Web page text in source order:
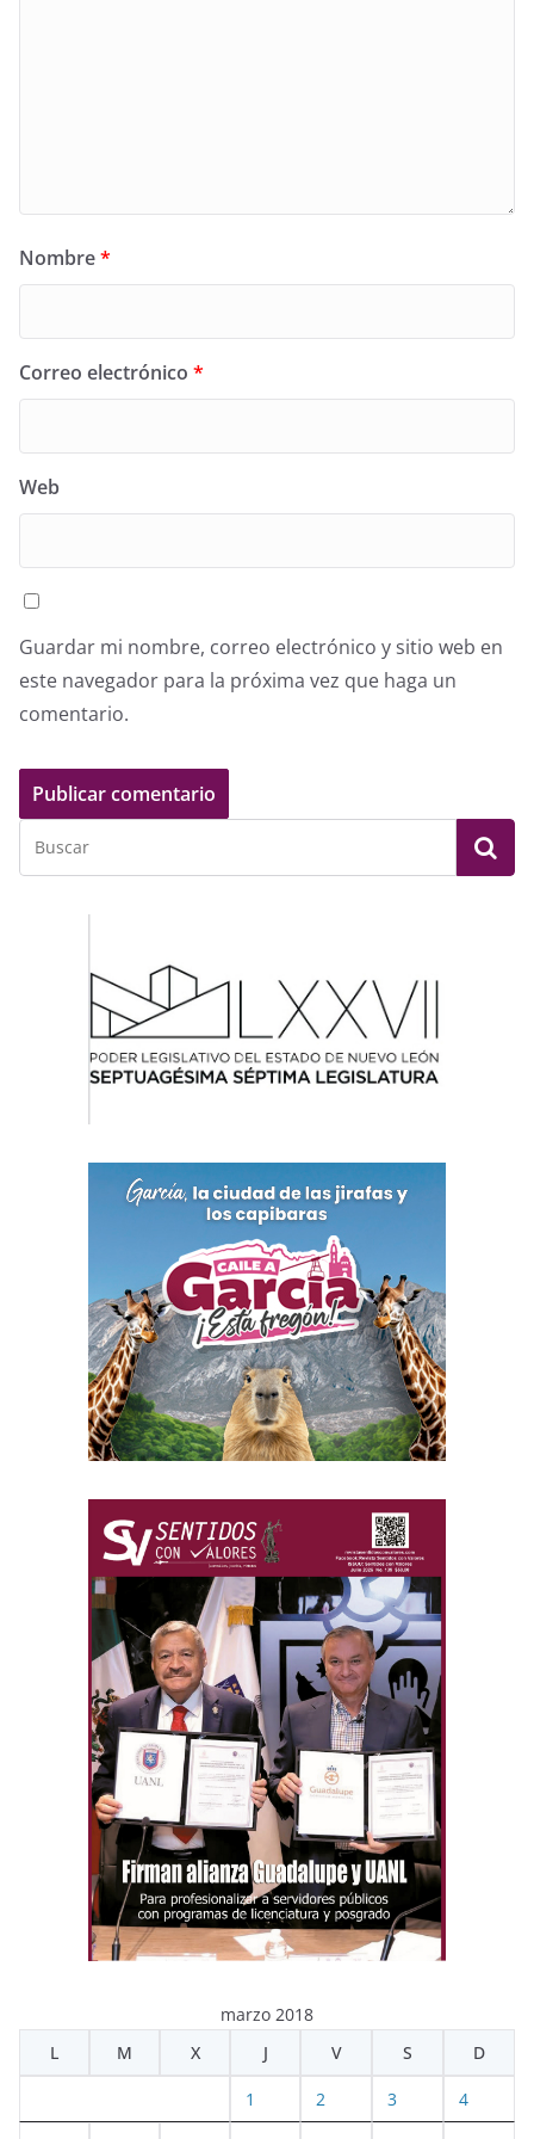
Nombre*
Correo electrónico *
Web
Guardar mi nombre, correo electrónico y sitio web en
este navegador para la próxima vez que haga un
comentario.
marzo 2018
L
M X J V S D
1 2 3 4